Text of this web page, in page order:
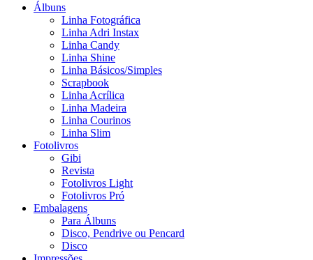
Álbuns
Linha Fotográfica
Linha Adri Instax
Linha Candy
Linha Shine
Linha Básicos/Simples
Scrapbook
Linha Acrílica
Linha Madeira
Linha Courinos
Linha Slim
Fotolivros
Gibi
Revista
Fotolivros Light
Fotolivros Pró
Embalagens
Para Álbuns
Disco, Pendrive ou Pencard
Disco